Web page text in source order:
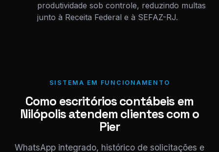
produtividade sob controle, reduzindo multas
junto à Receita Federal e à SEFAZ-RJ.
SISTEMA EM FUNCIONAMENTO
Como escritórios contábeis em
Nilópolis atendem clientes com o
Pier
WhatsApp integrado, histórico de solicitações e